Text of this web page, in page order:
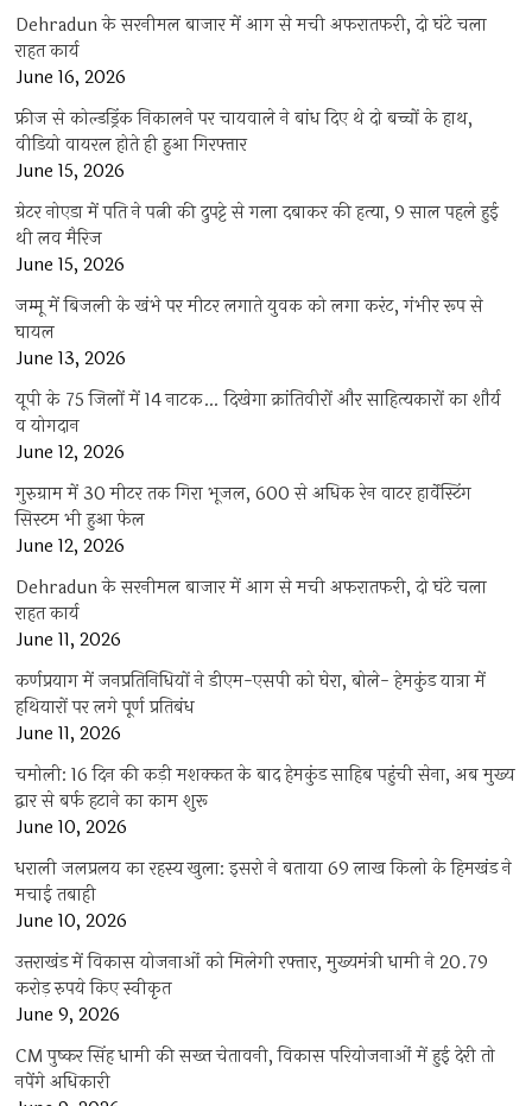
Dehradun के सरनीमल बाजार में आग से मची अफरातफरी, दो घंटे चला
राहत कार्य
June 16, 2026
फ्रीज से कोल्डड्रिंक निकालने पर चायवाले ने बांध दिए थे दो बच्चों के हाथ,
वीडियो वायरल होते ही हुआ गिरफ्तार
June 15, 2026
ग्रेटर नोएडा में पति ने पत्नी की दुपट्टे से गला दबाकर की हत्या, 9 साल पहले हुई
थी लव मैरिज
June 15, 2026
जम्मू में बिजली के खंभे पर मीटर लगाते युवक को लगा करंट, गंभीर रूप से
घायल
June 13, 2026
यूपी के 75 जिलों में 14 नाटक… दिखेगा क्रांतिवीरों और साहित्यकारों का शौर्य
व योगदान
June 12, 2026
गुरुग्राम में 30 मीटर तक गिरा भूजल, 600 से अधिक रेन वाटर हार्वेस्टिंग
सिस्टम भी हुआ फेल
June 12, 2026
Dehradun के सरनीमल बाजार में आग से मची अफरातफरी, दो घंटे चला
राहत कार्य
June 11, 2026
कर्णप्रयाग में जनप्रतिनिधियों ने डीएम-एसपी को घेरा, बोले- हेमकुंड यात्रा में
हथियारों पर लगे पूर्ण प्रतिबंध
June 11, 2026
चमोली: 16 दिन की कड़ी मशक्कत के बाद हेमकुंड साहिब पहुंची सेना, अब मुख्य
द्वार से बर्फ हटाने का काम शुरू
June 10, 2026
धराली जलप्रलय का रहस्य खुला: इसरो ने बताया 69 लाख किलो के हिमखंड ने
मचाई तबाही
June 10, 2026
उत्तराखंड में विकास योजनाओं को मिलेगी रफ्तार, मुख्यमंत्री धामी ने 20.79
करोड़ रुपये किए स्वीकृत
June 9, 2026
CM पुष्कर सिंह धामी की सख्त चेतावनी, विकास परियोजनाओं में हुई देरी तो
नपेंगे अधिकारी